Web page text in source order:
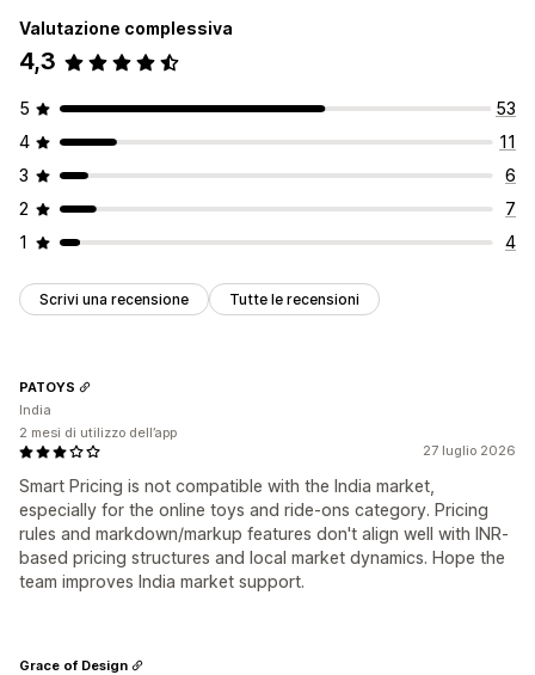
Test A/B
Dashboard
Valutazione complessiva
4,3
5
53
4
11
3
6
2
7
1
4
Scrivi una recensione Tutte le recensioni
27 luglio 2026
Smart Pricing is not compatible with the India market,
especially for the online toys and ride-ons category. Pricing
rules and markdown/markup features don't align well with INR-
based pricing structures and local market dynamics. Hope the
team improves India market support.
PATOYS
India
2 mesi di utilizzo dell’app
Grace of Design